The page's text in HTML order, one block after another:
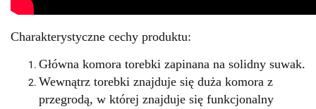
Charakterystyczne cechy produktu:
Główna komora torebki zapinana na solidny suwak.
Wewnątrz torebki znajduje się duża komora z
przegrodą, w której znajduje się funkcjonalny